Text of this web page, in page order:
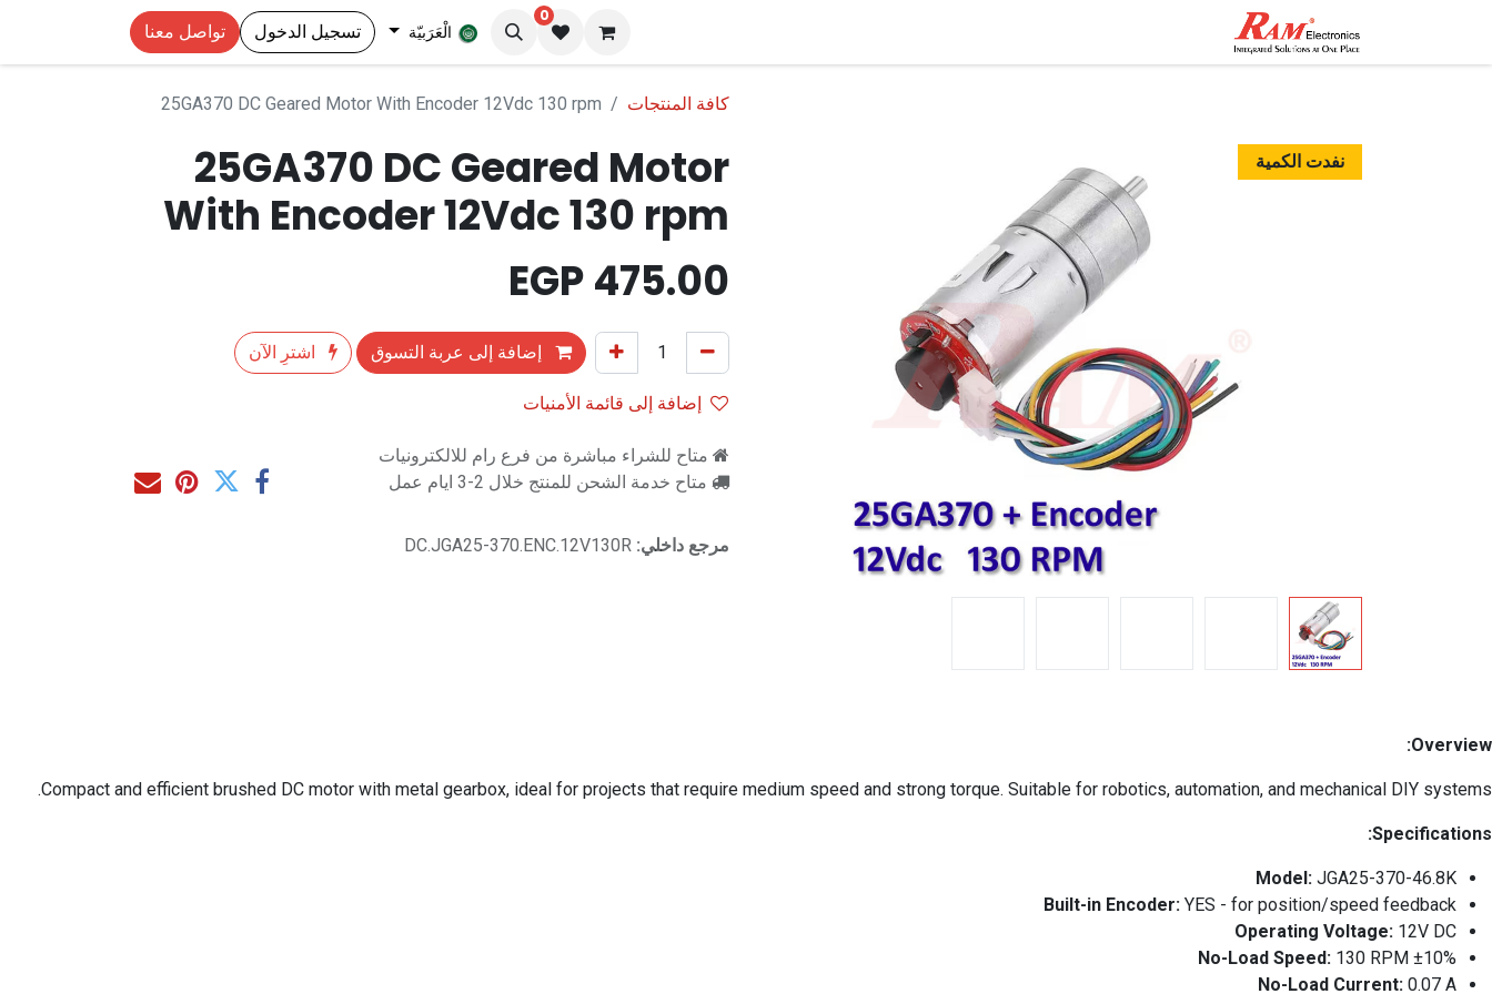
0
الْعَرَبيّة تسجيل الدخول تواصل معنا
كافة المنتجات 25GA370 DC Geared Motor With Encoder 12Vdc 130 rpm
نفدت الكمية
25GA370 DC Geared Motor
With Encoder 12Vdc 130 rpm
475.00
إضافة إلى عربة التسوق
اشترِ الآن
إضافة إلى قائمة الأمنيات
متاح للشراء مباشرة من فرع رام للالكترونيات
متاح خدمة الشحن للمنتج خلال 2-3 ايام عمل
مرجع داخلي: DC.JGA25-370.ENC.12V130R
Overview:
Compact and efficient brushed DC motor with metal gearbox, ideal for projects that require medium speed and strong torque. Suitable for robotics, automation, and mechanical DIY systems.
Specifications:
Model: JGA25-370-46.8K
Built-in Encoder: YES - for position/speed feedback
Operating Voltage: 12V DC
No-Load Speed: 130 RPM ±10%
No-Load Current: 0.07 A